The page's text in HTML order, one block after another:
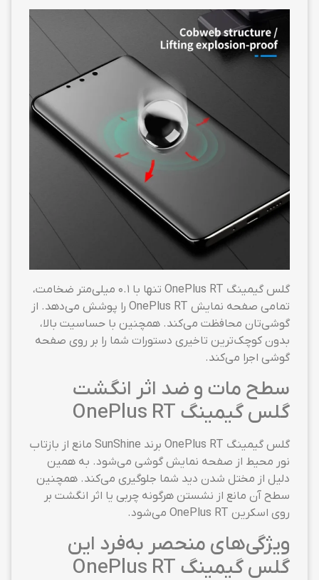
گلس گیمینگ OnePlus RT تنها با ۰.۱ میلی‌متر ضخامت،
تمامی صفحه نمایش OnePlus RT را پوشش می‌دهد. از
گوشی‌تان محافظت می‌کند. همچنین با حساسیت بالا،
بدون کوچک‌ترین تاخیری دستورات شما را بر روی صفحه
گوشی اجرا می‌کند.
سطح مات و ضد اثر انگشت
گلس گیمینگ OnePlus RT
گلس گیمینگ OnePlus RT برند SunShine مانع از بازتاب
نور محیط از صفحه نمایش گوشی می‌شود. به همین
دلیل از مختل شدن دید شما جلوگیری می‌کند. همچنین
سطح آن مانع از نشستن هرگونه چربی یا اثر انگشت بر
روی اسکرین OnePlus RT می‌شود.
ویژگی‌های منحصر به‌فرد این
گلس گیمینگ OnePlus RT